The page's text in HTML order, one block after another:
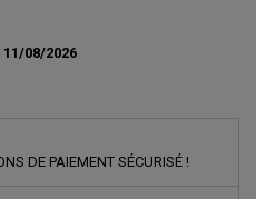
08/2026
DE PAIEMENT SÉCURISÉ !